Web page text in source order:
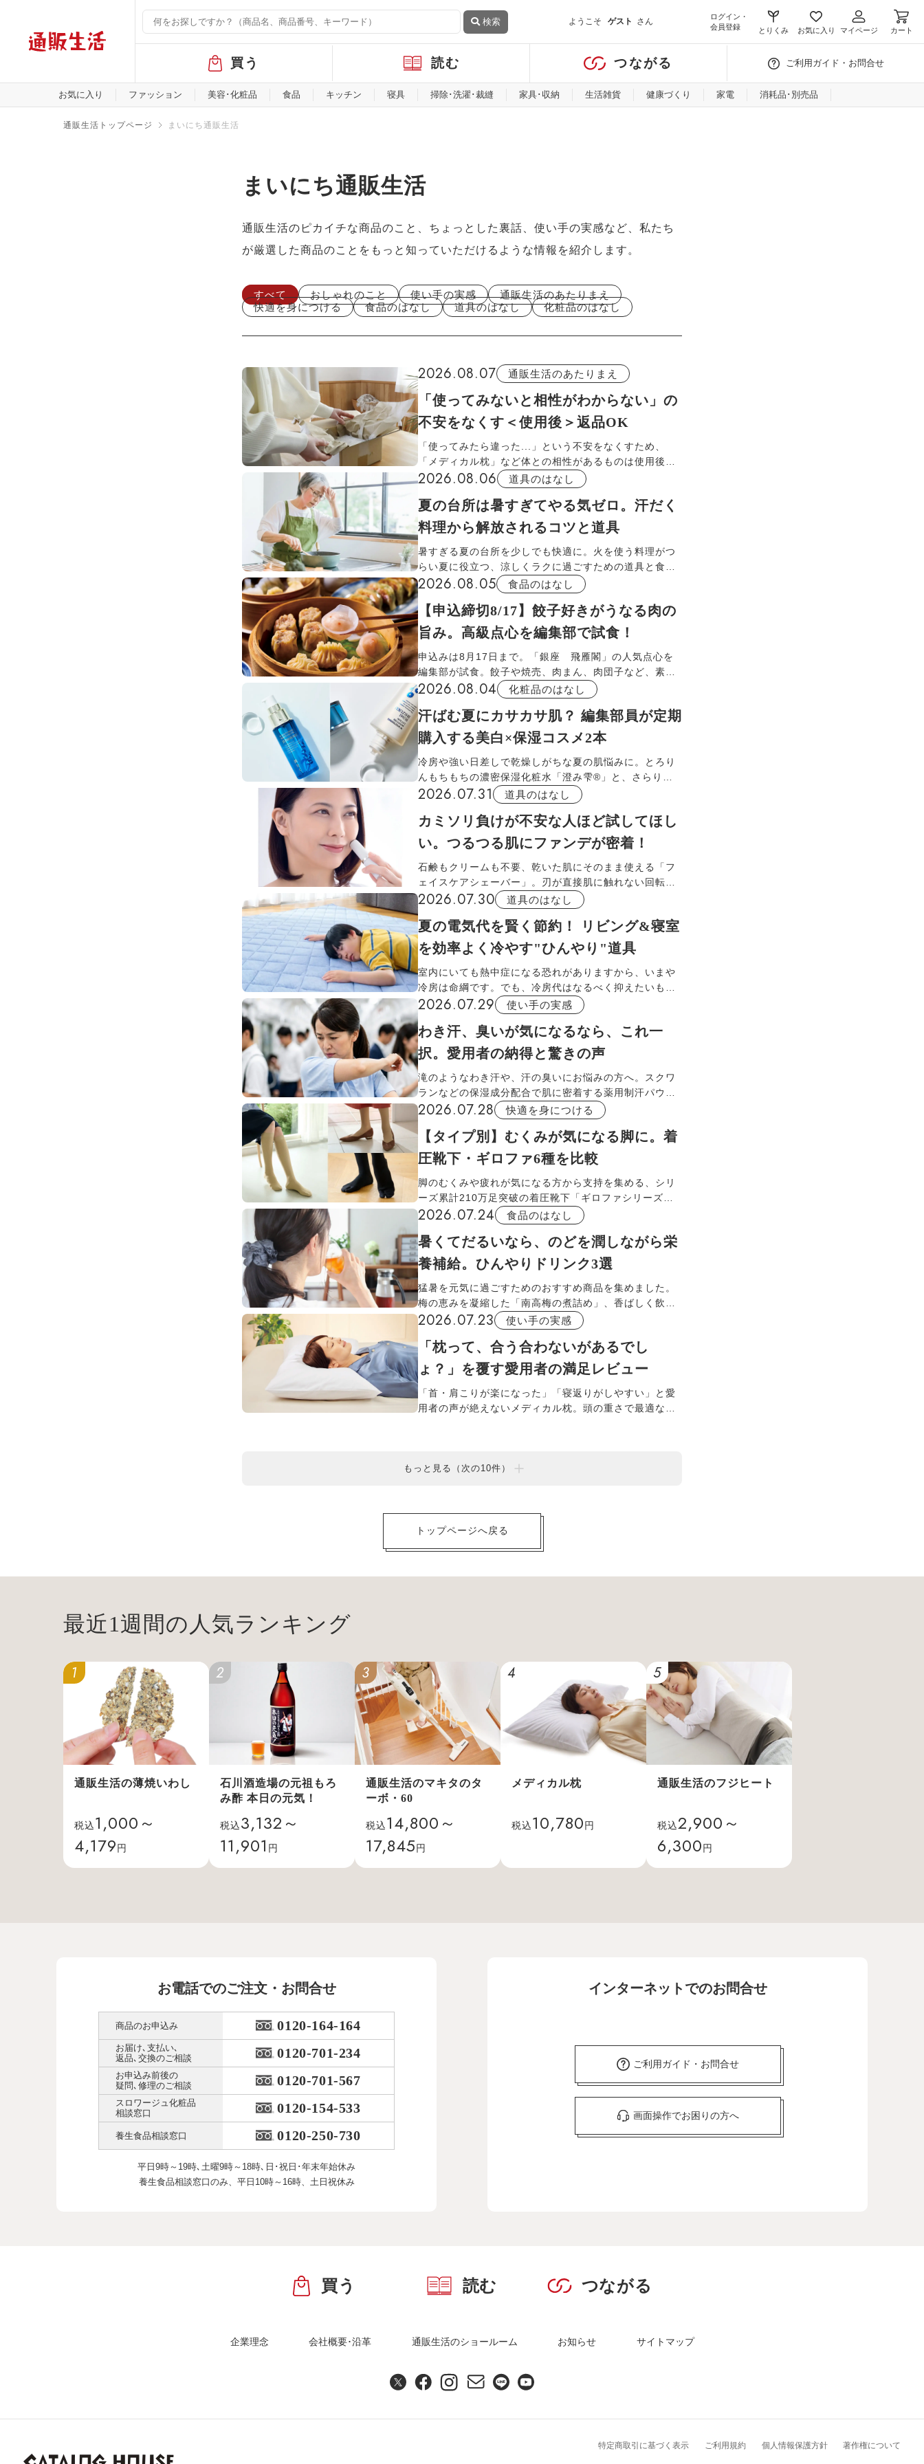
検索 ようこそ ゲスト さん
ログイン・
会員登録
とりくみ お気に入り マイページ カート
バ
ル
メ
買う 読む つながる ご利用ガイド・お問合せ
お気に入り ファッション 美容･化粧品 食品 キッチン 寝具 掃除･洗濯･裁縫 家具･収納 生活雑貨 健康づくり 家電 消耗品･別売品
通販生活トップページ まいにち通販生活
まいにち通販生活
通販生活のピカイチな商品のこと、ちょっとした裏話、使い手の実感など、私たち
が厳選した商品のことをもっと知っていただけるような情報を紹介します。
すべて おしゃれのこと 使い手の実感
通販生活のあたりまえ
快適を身につける
食品のはなし 道具のはなし 化粧品のはなし
2026.08.07 通販生活のあたりまえ
「使ってみないと相性がわからない」の
不安をなくす＜使用後＞返品OK
「使ってみたら違った...」という不安をなくすため、
「メディカル枕」など体との相性があるものは使用後返
品OK。靴やブラは着払いで返品交換でき、化粧品は1カ
月使用後でも返品できます。「通販生活」商品の返品・
交換についてお伝えします。
2026.08.06 道具のはなし
夏の台所は暑すぎてやる気ゼロ。汗だく
料理から解放されるコツと道具
暑すぎる夏の台所を少しでも快適に。火を使う料理がつ
らい夏に役立つ、涼しくラクに過ごすための道具と食品
を厳選。扇風機で冷気を送る、冷却グッズで背中や首を
冷やす、火を使わずに作れる食品や調理道具を取り入れ
るなど、汗だく料理から解放される3つのコツと、道具を
ご紹介します。
2026.08.05 食品のはなし
【申込締切8/17】餃子好きがうなる肉の
旨み。高級点心を編集部で試食！
申込みは8月17日まで。「銀座 飛雁閣」の人気点心を
編集部が試食。餃子や焼売、肉まん、肉団子など、素材
の旨みと個性豊かな食感を楽しめる「点心頒布会」の魅
2026.08.04 化粧品のはなし
汗ばむ夏にカサカサ肌？ 編集部員が定期
購入する美白×保湿コスメ2本
冷房や強い日差しで乾燥しがちな夏の肌悩みに。とろり
んもちもちの濃密保湿化粧水「澄み雫®」と、さらり感
が魅力の美白オイル「潤むく®」を編集部員が定期購入
するその理由とは。薬用成分でシミと乾燥を同時にケア
する2品です。
2026.07.31 道具のはなし
カミソリ負けが不安な人ほど試してほし
い。つるつる肌にファンデが密着！
石鹸もクリームも不要、乾いた肌にそのまま使える「フ
ェイスケアシェーバー」。刃が直接肌に触れない回転刃
式なので、カミソリ負けの心配はなし。ハンドのカミソ
リ派だった編集部員が実際に使用し、うぶ毛処理からそ
の後の肌の変化までをリアルにレポートします。
2026.07.30 道具のはなし
夏の電気代を賢く節約！ リビング&寝室
を効率よく冷やす"ひんやり"道具
室内にいても熱中症になる恐れがありますから、いまや
冷房は命綱です。でも、冷房代はなるべく抑えたいも
の。太陽熱をカットする遮熱グッズや、接触冷感効果の
あるラグなど、通販生活おすすめの"ひんやり"道具で、
節電しながら涼しいリビングと寝室を作りませんか。
2026.07.29 使い手の実感
わき汗、臭いが気になるなら、これ一
択。愛用者の納得と驚きの声
滝のようなわき汗や、汗の臭いにお悩みの方へ。スクワ
ランなどの保湿成分配合で肌に密着する薬用制汗パウダ
ー「さらすず」をご紹介します。汗と結びついてゲル化
する有効成分の力で、朝から夕方までサラサラをキー
プ。家族で使い分けるのもおすすめ。
2026.07.28 快適を身につける
【タイプ別】むくみが気になる脚に。着
圧靴下・ギロファ6種を比較
脚のむくみや疲れが気になる方から支持を集める、シリ
ーズ累計210万足突破の着圧靴下「ギロファシリーズ」
から新作＆人気復活タイプが登場！入手できるのは通販
生活のみです。保湿成分を含んだアロエベラや足袋タイ
プが再登場し、パンプスに合う薄手のタイツタイプも仲
間入り。涼しいメッシュや就寝用など、ライフスタイル
にぴったりな一足がわかる比較ガイドです。
2026.07.24 食品のはなし
暑くてだるいなら、のどを潤しながら栄
養補給。ひんやりドリンク3選
猛暑を元気に過ごすためのおすすめ商品を集めました。
梅の恵みを凝縮した「南高梅の煮詰め」、香ばしく飲み
やすい「深蒸しごんぼ茶」、必須アミノ酸やクエン酸を
含む「元祖もろみ酢」。お好みの一品を見つけて、夏の
毎日に取り入れてみてください。
2026.07.23 使い手の実感
「枕って、合う合わないがあるでし
ょ？」を覆す愛用者の満足レビュー
「首・肩こりが楽になった」「寝返りがしやすい」と愛
用者の声が絶えないメディカル枕。頭の重さで最適な高
もっと見る（次の10件）
トップページへ戻る
最近1週間の人気ランキング
1
通販生活の薄焼いわし
税込1,000～
4,179円
2
石川酒造場の元祖もろ
み酢 本日の元気！
税込3,132～
11,901 円
3
通販生活のマキタのタ
ーボ・60
税込14,800～
17,845円
4
メディカル枕
税込10,780円
5
通販生活のフジヒート
税込2,900～
6,300円
お電話でのご注文・お問合せ
商品のお申込み 0120-164-164
お届け､支払い､
返品､交換のご相談
0120-701-234
お申込み前後の
疑問､修理のご相談
0120-701-567
スロワージュ化粧品
相談窓口
0120-154-533
養生食品相談窓口 0120-250-730
平日9時～19時､土曜9時～18時､ 日･祝日･年末年始休み
養生食品相談窓口のみ、 平日10時～16時、土日祝休み
インターネットでのお問合せ
ご利用ガイド・お問合せ
画面操作でお困りの方へ
買う 読む つながる
企業理念 会社概要･沿革 通販生活のショールーム お知らせ サイトマップ
特定商取引に基づく表示 ご利用規約 個人情報保護方針 著作権について